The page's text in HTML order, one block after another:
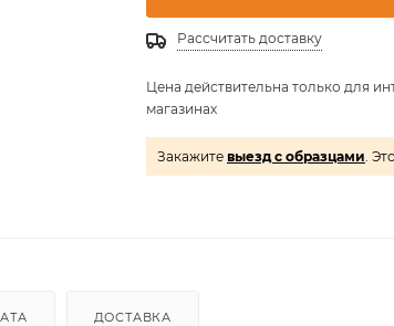
Рассчитать доставку
Цена действительна только для
магазинах
Закажите выезд с образцами.
ДОСТАВКА